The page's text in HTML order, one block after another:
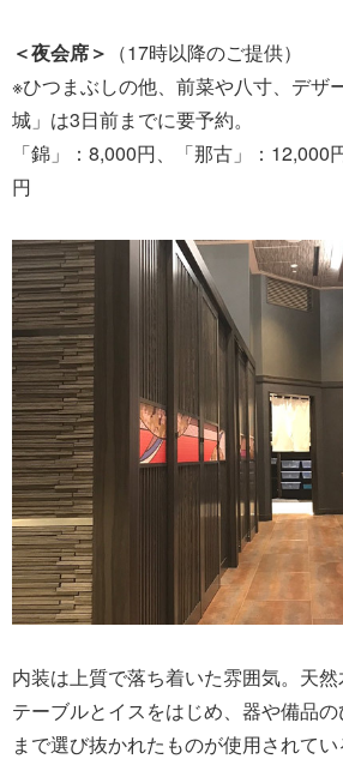
＜夜会席＞ （17時以降のご提供）
※ひつまぶしの他、前菜や八寸、デザ
城」は3日前までに要予約。
「錦」：8,000円、「那古」：12,000
円
内装は上質で落ち着いた雰囲気。天
テーブルとイスをはじめ、器や備品
まで選び抜かれたものが使用されてい